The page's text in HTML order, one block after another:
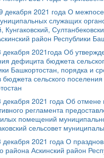
декабря 2021 года О
служащих
Кунгаковский,
район Республики
2021года Об
дефицита бюджета
Башкортостан, порядка и
сельского
2021 года Об
регламента
помещений
сельсовет
2021 года О
района Аскинский район